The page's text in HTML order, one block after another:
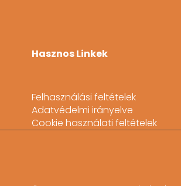
Hasznos Linkek
Felhasználási feltételek
Adatvédelmi irányelve
Cookie használati feltételek